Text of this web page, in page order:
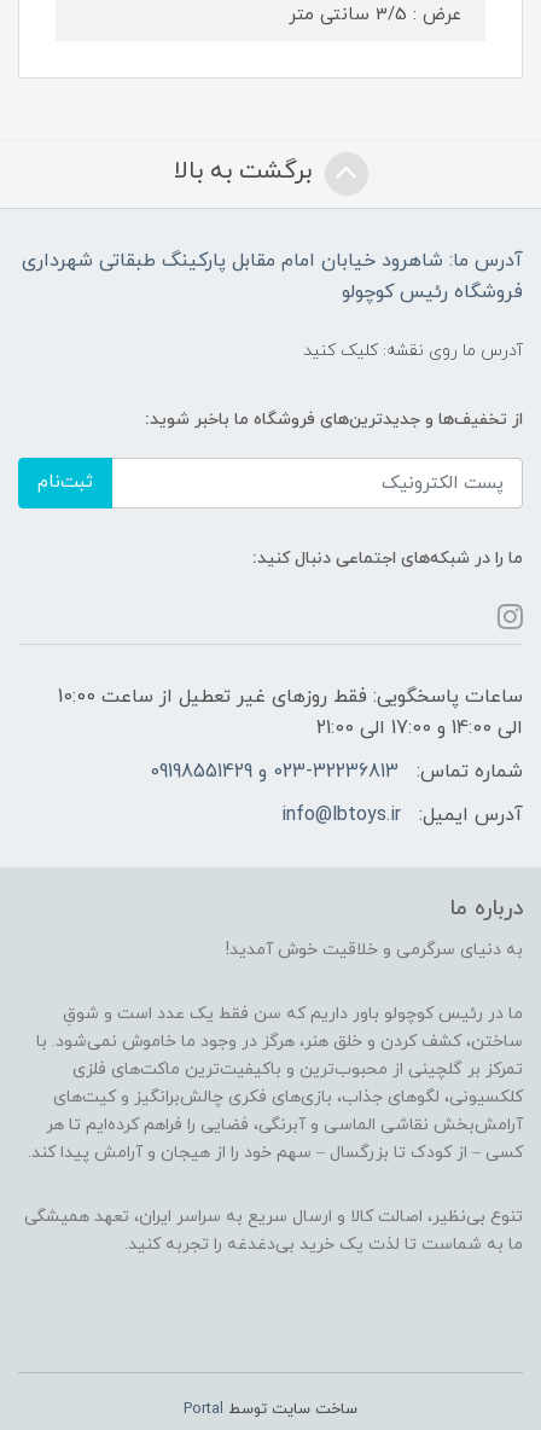
عرض : 3/5 سانتی متر
برگشت به بالا
آدرس ما: شاهرود خیابان امام مقابل پارکینگ طبقاتی شهرداری
فروشگاه رئیس کوچولو
آدرس ما روی نقشه: کلیک کنید
از تخفیف‌ها و جدیدترین‌های فروشگاه ما باخبر شوید:
ثبت‌نام
ما را در شبکه‌های اجتماعی دنبال کنید:
ساعات پاسخگویی: فقط روزهای غیر تعطیل از ساعت 10:00
الی 14:00 و 17:00 الی 21:00
شماره تماس:
023-32236813 و 09198551429
آدرس ایمیل:
info@lbtoys.ir
درباره ما
به دنیای سرگرمی و خلاقیت خوش آمدید!
ما در رئیس کوچولو باور داریم که سن فقط یک عدد است و شوقِ
ساختن، کشف کردن و خلق هنر، هرگز در وجود ما خاموش نمی‌شود. با
تمرکز بر گلچینی از محبوب‌ترین و باکیفیت‌ترین ماکت‌های فلزی
کلکسیونی، لگوهای جذاب، بازی‌های فکری چالش‌برانگیز و کیت‌های
آرامش‌بخش نقاشی الماسی و آبرنگی، فضایی را فراهم کرده‌ایم تا هر
کسی – از کودک تا بزرگسال – سهم خود را از هیجان و آرامش پیدا کند.
تنوع بی‌نظیر، اصالت کالا و ارسال سریع به سراسر ایران، تعهد همیشگی
ما به شماست تا لذت یک خرید بی‌دغدغه را تجربه کنید.
ساخت سایت توسط Portal